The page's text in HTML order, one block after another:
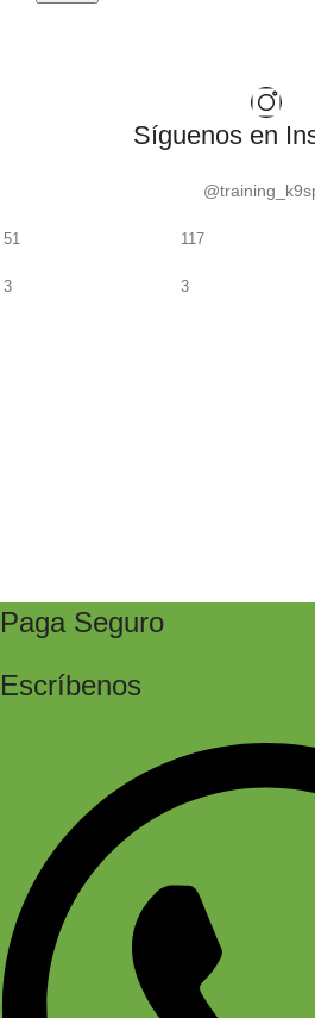
Síguenos en
51
3
117
3
Paga Seguro
Escríbenos